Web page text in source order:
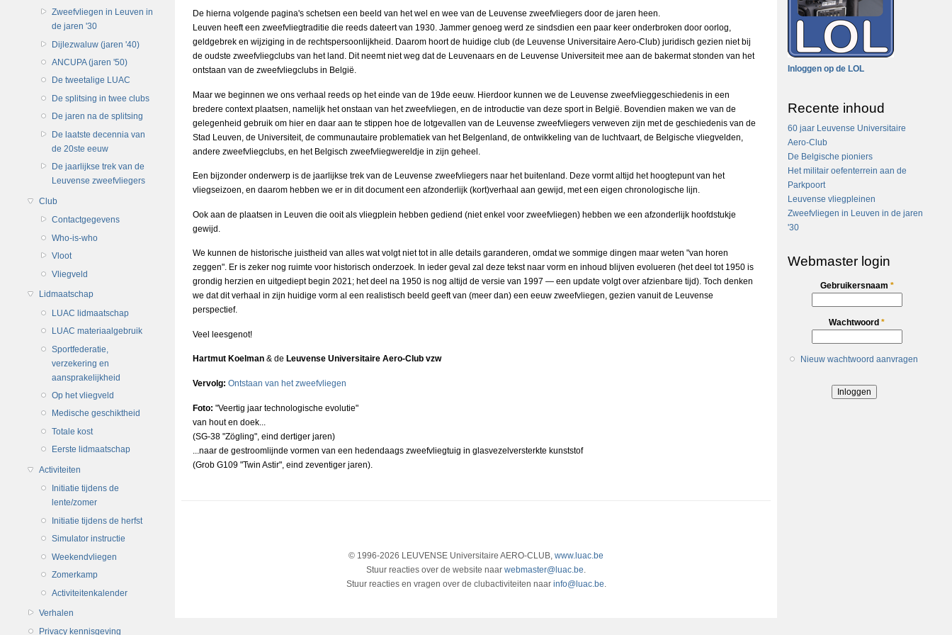
Zweefvliegen in Leuven in
de jaren '30
Dijlezwaluw (jaren '40)
ANCUPA (jaren '50)
De tweetalige LUAC
De splitsing in twee clubs
De jaren na de splitsing
De laatste decennia van
de 20ste eeuw
De jaarlijkse trek van de
Leuvense zweefvliegers
Club
Contactgegevens
Who-is-who
Vloot
Vliegveld
Lidmaatschap
LUAC lidmaatschap
LUAC materiaalgebruik
Sportfederatie,
verzekering en
aansprakelijkheid
Op het vliegveld
Medische geschiktheid
Totale kost
Eerste lidmaatschap
Activiteiten
Initiatie tijdens de
lente/zomer
Initiatie tijdens de herfst
Simulator instructie
Weekendvliegen
Zomerkamp
Activiteitenkalender
Verhalen
Privacy kennisgeving
De hierna volgende pagina's schetsen een beeld van het wel en wee van de Leuvense zweefvliegers door de jaren heen.
Leuven heeft een zweefvliegtraditie die reeds dateert van 1930. Jammer genoeg werd ze sindsdien een paar keer onderbroken door oorlog,
geldgebrek en wijziging in de rechtspersoonlijkheid. Daarom hoort de huidige club (de Leuvense Universitaire Aero-Club) juridisch gezien niet bij
de oudste zweefvliegclubs van het land. Dit neemt niet weg dat de Leuvenaars en de Leuvense Universiteit mee aan de bakermat stonden van het
ontstaan van de zweefvliegclubs in België.
Maar we beginnen we ons verhaal reeds op het einde van de 19de eeuw. Hierdoor kunnen we de Leuvense zweefvlieggeschiedenis in een
bredere context plaatsen, namelijk het onstaan van het zweefvliegen, en de introductie van deze sport in België. Bovendien maken we van de
gelegenheid gebruik om hier en daar aan te stippen hoe de lotgevallen van de Leuvense zweefvliegers verweven zijn met de geschiedenis van de
Stad Leuven, de Universiteit, de communautaire problematiek van het Belgenland, de ontwikkeling van de luchtvaart, de Belgische vliegvelden,
andere zweefvliegclubs, en het Belgisch zweefvliegwereldje in zijn geheel.
Een bijzonder onderwerp is de jaarlijkse trek van de Leuvense zweefvliegers naar het buitenland. Deze vormt altijd het hoogtepunt van het
vliegseizoen, en daarom hebben we er in dit document een afzonderlijk (kort)verhaal aan gewijd, met een eigen chronologische lijn.
Ook aan de plaatsen in Leuven die ooit als vliegplein hebben gediend (niet enkel voor zweefvliegen) hebben we een afzonderlijk hoofdstukje
gewijd.
We kunnen de historische juistheid van alles wat volgt niet tot in alle details garanderen, omdat we sommige dingen maar weten "van horen
zeggen". Er is zeker nog ruimte voor historisch onderzoek. In ieder geval zal deze tekst naar vorm en inhoud blijven evolueren (het deel tot 1950 is
grondig herzien en uitgediept begin 2021; het deel na 1950 is nog altijd de versie van 1997 — een update volgt over afzienbare tijd). Toch denken
we dat dit verhaal in zijn huidige vorm al een realistisch beeld geeft van (meer dan) een eeuw zweefvliegen, gezien vanuit de Leuvense
perspectief.
Veel leesgenot!
Hartmut Koelman & de Leuvense Universitaire Aero-Club vzw
Vervolg: Ontstaan van het zweefvliegen
Foto: "Veertig jaar technologische evolutie"
van hout en doek...
(SG-38 "Zögling", eind dertiger jaren)
...naar de gestroomlijnde vormen van een hedendaags zweefvliegtuig in glasvezelversterkte kunststof
(Grob G109 "Twin Astir", eind zeventiger jaren).
© 1996-2026 LEUVENSE Universitaire AERO-CLUB, www.luac.be
Stuur reacties over de website naar webmaster@luac.be
Stuur reacties en vragen over de clubactiviteiten naar info@luac.be
Inloggen op de LOL
Recente inhoud
60 jaar Leuvense Universitaire
Aero-Club
De Belgische pioniers
Het militair oefenterrein aan de
Parkpoort
Leuvense vliegpleinen
Zweefvliegen in Leuven in de jaren
'30
Webmaster login
Gebruikersnaam *
Wachtwoord *
Nieuw wachtwoord aanvragen